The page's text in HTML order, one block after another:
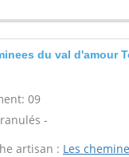
du val d'amour
09
-
artisan : Les